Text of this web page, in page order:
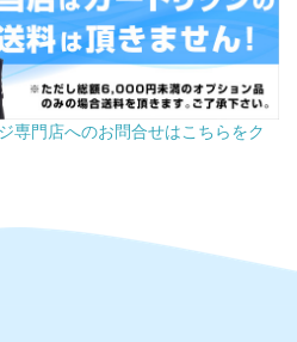
専門店へのお問合せはこちらをク